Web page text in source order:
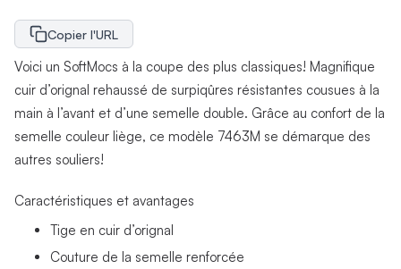
Copier l'URL
Voici un SoftMocs à la coupe des plus classiques! Magnifique
cuir d’orignal rehaussé de surpiqûres résistantes cousues à la
main à l’avant et d’une semelle double. Grâce au confort de la
semelle couleur liège, ce modèle 7463M se démarque des
autres souliers!
Caractéristiques et avantages
Tige en cuir d’orignal
Couture de la semelle renforcée